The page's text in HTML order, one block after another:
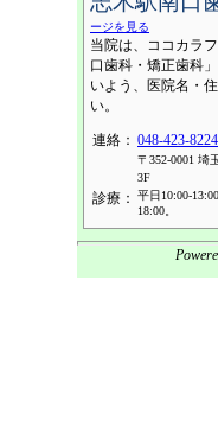
ージを見る
当院は、ココカラ
口歯科・矯正歯科
いよう、医院名・
い。
連絡： 048-423-8224
〒352-0001 埼
3F
診療：
平日10:00-
18:00。